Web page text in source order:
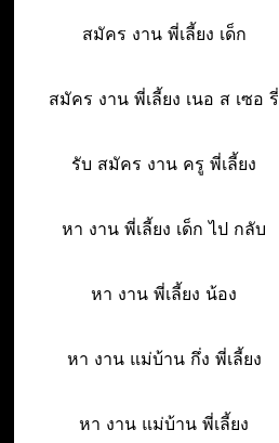
สมัคร งาน พี่เลี้ยง เด็ก
สมัคร งาน พี่เลี้ยง เนอ ส เซอ รี่
รับ สมัคร งาน ครู พี่เลี้ยง
หา งาน พี่เลี้ยง เด็ก ไป กลับ
หา งาน พี่เลี้ยง น้อง
หา งาน แม่บ้าน กึ่ง พี่เลี้ยง
หา งาน แม่บ้าน พี่เลี้ยง